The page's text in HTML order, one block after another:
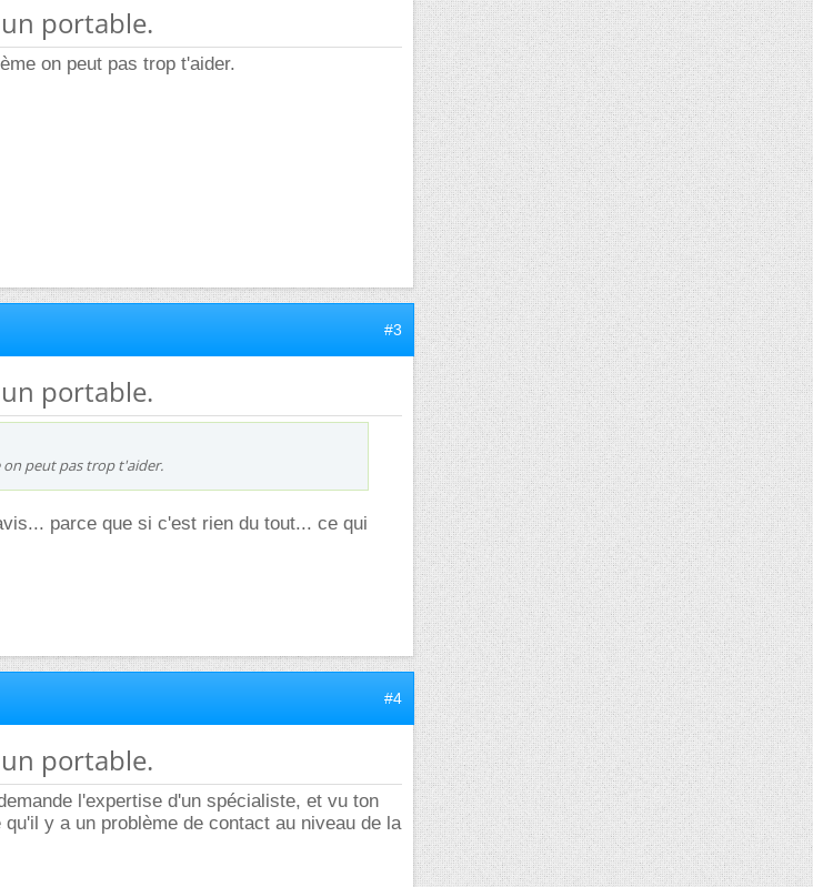
portable.
on peut pas trop t'aider.
#3
portable.
on peut pas trop t'aider.
parce que si c'est rien du tout... ce qui
#4
portable.
l'expertise d'un spécialiste, et vu ton
y a un problème de contact au niveau de la